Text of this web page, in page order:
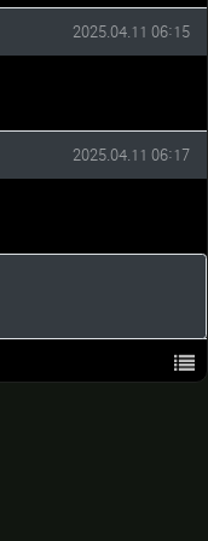
작성일
2025.04.11 06:15
작성일
2025.04.11 06:17